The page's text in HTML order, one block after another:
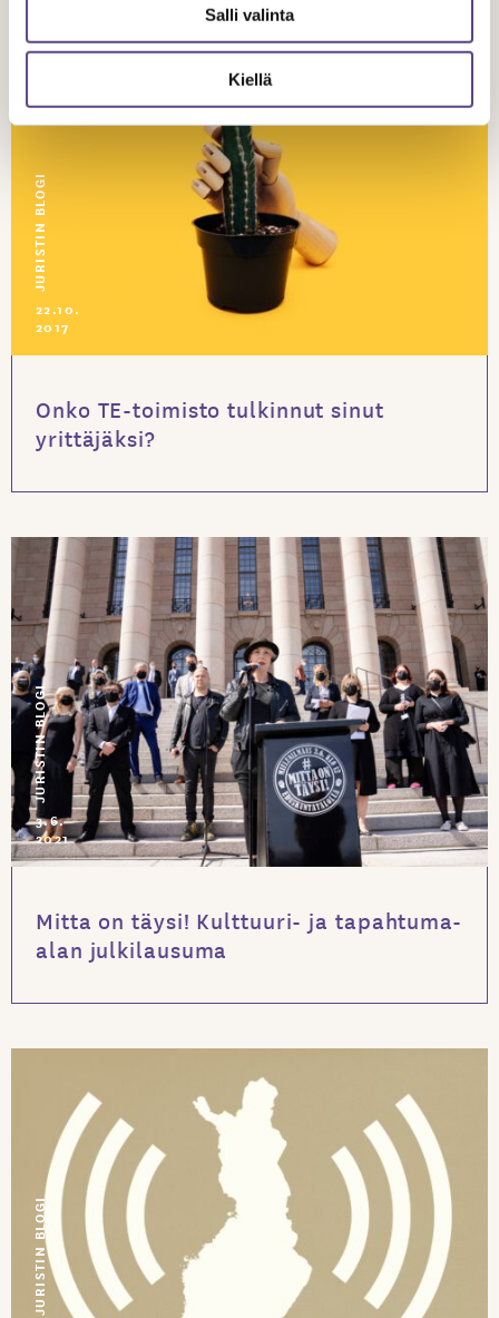
Salli valinta
Kiellä
JURISTIN BLOGI
22.10.
2017
Onko TE-toimisto tulkinnut sinut
yrittäjäksi?
JURISTIN BLOGI
3.6.
2021
Mitta on täysi! Kulttuuri- ja tapahtuma-
alan julkilausuma
JURISTIN BLOGI